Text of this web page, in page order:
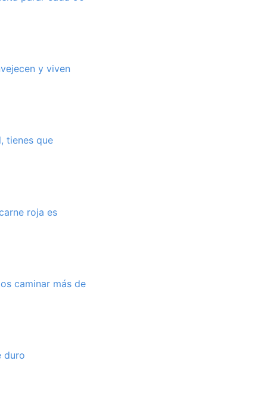
y viven
tienes que
roja es
caminar más de
duro